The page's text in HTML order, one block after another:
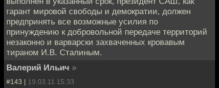
гарант мировой свободы и демократии, должен
предпринять все возможные усилия по
принуждению к добровольной передаче территорий
незаконно и варварски захваченных кровавым
тираном И.В. Сталиным.
Валерий Ильич »
#143 | 19.03.11 15:33